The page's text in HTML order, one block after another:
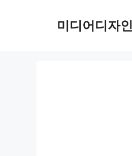
미디어디자인